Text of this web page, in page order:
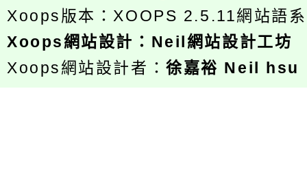
Xoops版本： XOOPS 2.5.11網站語
Xoops網站設計 ： Neil網站設計工坊
Xoops網站設計者：徐嘉裕 Neil hsu